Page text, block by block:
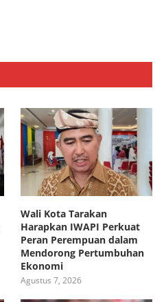
Wali Kota Tarakan
Harapkan IWAPI Perkuat
Peran Perempuan dalam
Mendorong Pertumbuhan
Ekonomi
Agustus 7, 2026